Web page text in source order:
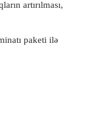
artırılması,
paketi ilə